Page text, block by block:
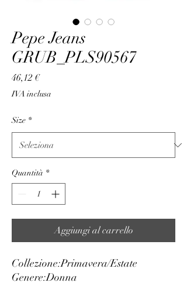
Pepe Jeans
GRUB_PLS90567
46,12 €Prezzo
IVA inclusa
Size *
Quantità *
Aggiungi al carrello
Collezione:Primavera/Estate
Genere:Donna